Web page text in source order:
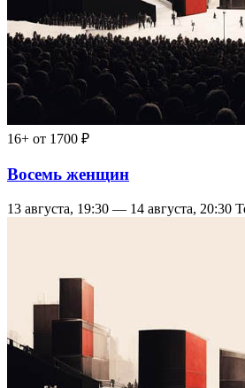
16+ от 1700 ₽
Восемь женщин
13 августа, 19:30 — 14 августа, 20:30